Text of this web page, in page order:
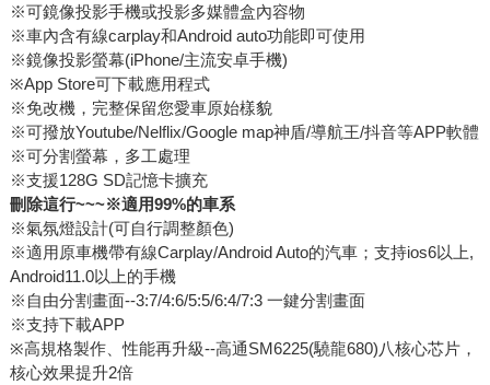
※可鏡像投影手機或投影多媒體盒內容物
※車內含有線carplay和Android auto功能即可使用
※鏡像投影螢幕(iPhone/主流安卓手機)
※App Store可下載應用程式
※免改機，完整保留您愛車原始樣貌
※可撥放Youtube/Nelflix/Google map神盾/導航王/抖音等APP軟體
※可分割螢幕，多工處理
※支援128G SD記憶卡擴充
刪除這行~~~※適用99%的車系
※氣氛燈設計(可自行調整顏色)
※適用原車機帶有線Carplay/Android Auto的汽車；支持ios6以上,
Android11.0以上的手機
※自由分割畫面--3:7/4:6/5:5/6:4/7:3 一鍵分割畫面
※支持下載APP
※高規格製作、性能再升級--高通SM6225(驍龍680)八核心芯片，
核心效果提升2倍